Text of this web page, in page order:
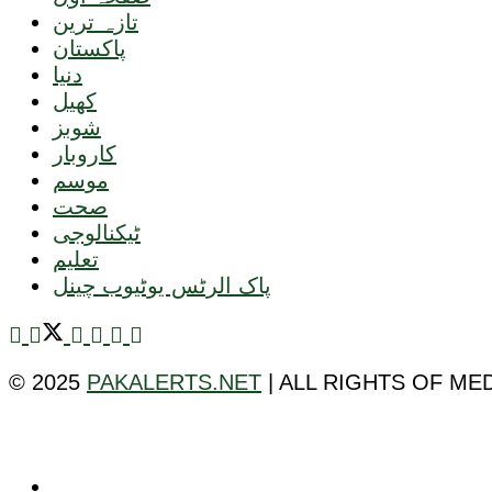
تازہ ترین
پاکستان
دنیا
کھیل
شوبز
کاروبار
موسم
صحت
ٹیکنالوجی
تعلیم
پاک الرٹس یوٹیوب چینل
© 2025 PAKALERTS.NET | ALL RIGHTS OF